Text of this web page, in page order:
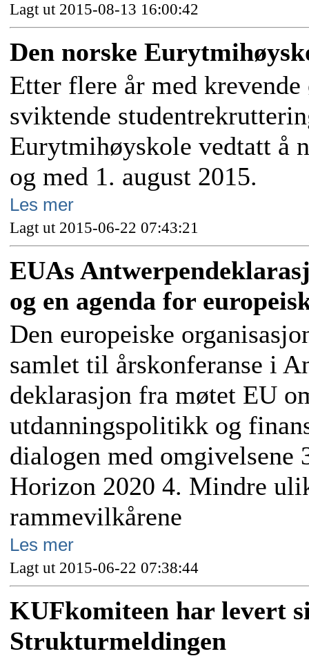
Lagt ut 2015-08-13 16:00:42
Den norske
Etter flere år med
sviktende
Eurytmihøyskole vedtatt å
og med 1. august 2015.
Les mer
Lagt ut 2015-06-22 07:43:21
EUAs
og en agenda for
Den europeiske
samlet til årskonferanse i
deklarasjon fra møtet EU
utdanningspolitikk og
dialogen med
Horizon 2020 4. Mindre
rammevilkårene
Les mer
Lagt ut 2015-06-22 07:38:44
KUFkomiteen har levert
Strukturmeldingen